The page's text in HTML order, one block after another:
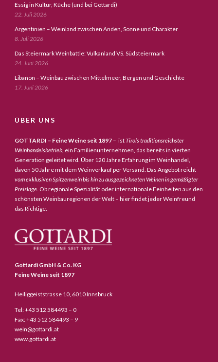
Essig in Kultur, Küche (und bei Gottardi)
22. Juli 2026
Argentinien – Weinland zwischen Anden, Sonne und Charakter
8. Juli 2026
Das Steiermark Weinbattle: Vulkanland VS. Südsteiermark
24. Juni 2026
Libanon – Weinbau zwischen Mittelmeer, Bergen und Geschichte
17. Juni 2026
ÜBER UNS
GOTTARDI – Feine Weine seit 1897 – istTirols traditionsreichster
Weinhandelsbetrieb, ein Familienunternehmen, das bereits in vierten
Generation geleitet wird. Über 120 Jahre Erfahrung im Weinhandel,
davon 50 Jahre mit dem Weinverkauf per Versand. Das Angebot reicht
vom exklusiven Spitzenwein bis hin zu ausgezeichneten Weinen in gemäßigter
Preislage . Ob regionale Spezialität oder internationale Feinheiten aus den
schönsten Weinbauregionen der Welt – hier findet jeder Weinfreund
das Richtige.
Gottardi GmbH & Co. KG
Feine Weine seit 1897
Heiliggeiststrasse 10, 6010 Innsbruck
Tel: +43 512 584493 – 0
Fax: +43 512 584493 – 9
wein@gottardi.at
www.gottardi.at